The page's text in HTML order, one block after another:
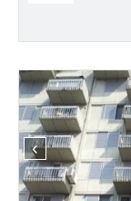
‹